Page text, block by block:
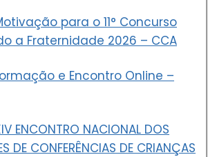
para o 11° Concurso
a Fraternidade 2026 – CCA
e Encontro Online –
ENCONTRO NACIONAL DOS
DE CONFERÊNCIAS DE CRIANÇAS